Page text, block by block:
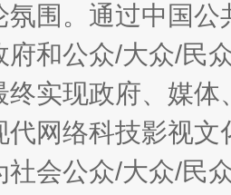
键词
魏明亮
氛围。通过中国
府和公众/大众/民
终实现政府、媒
代网络科技影视
社会公众/大众/民